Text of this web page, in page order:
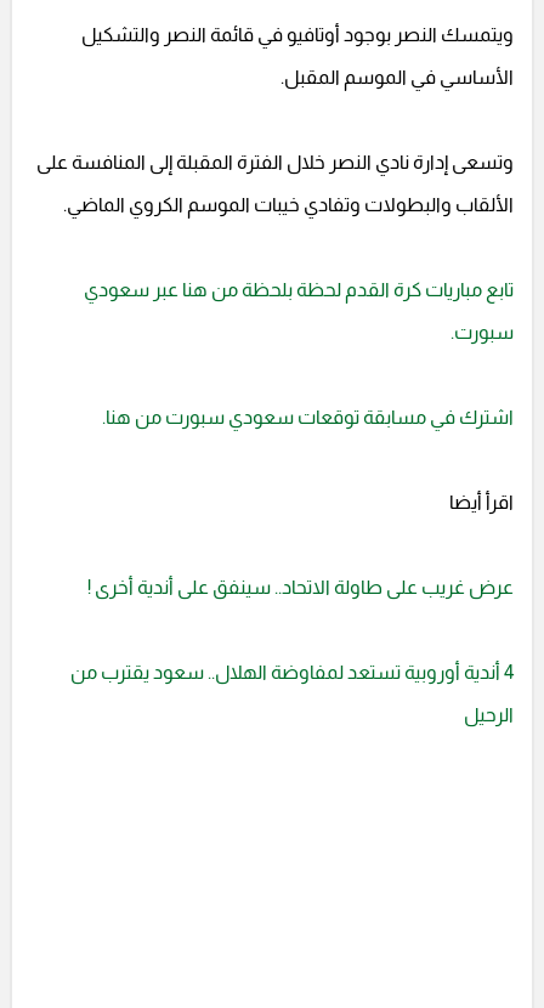
ويتمسك النصر بوجود أوتافيو في قائمة النصر والتشكيل
الأساسي في الموسم المقبل.
وتسعى إدارة نادي النصر خلال الفترة المقبلة إلى المنافسة على
الألقاب والبطولات وتفادي خيبات الموسم الكروي الماضي.
تابع مباريات كرة القدم لحظة بلحظة من هنا عبر سعودي
سبورت.
اشترك في مسابقة توقعات سعودي سبورت من هنا.
اقرأ أيضا
عرض غريب على طاولة الاتحاد.. سينفق على أندية أخرى !
4 أندية أوروبية تستعد لمفاوضة الهلال.. سعود يقترب من
الرحيل